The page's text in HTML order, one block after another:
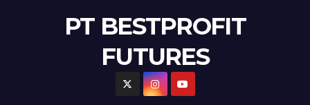
PT BESTPROFIT
FUTURES